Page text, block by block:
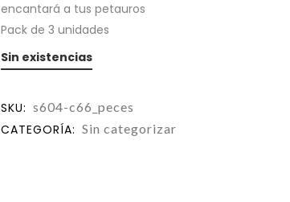
encantará a tus petauros
Pack de 3 unidades
Sin existencias
SKU: s604-c66_peces
CATEGORÍA: Sin categorizar